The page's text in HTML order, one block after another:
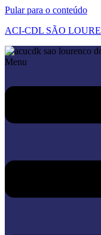
Pular para o conteúdo
ACI-CDL SÃO
Menu